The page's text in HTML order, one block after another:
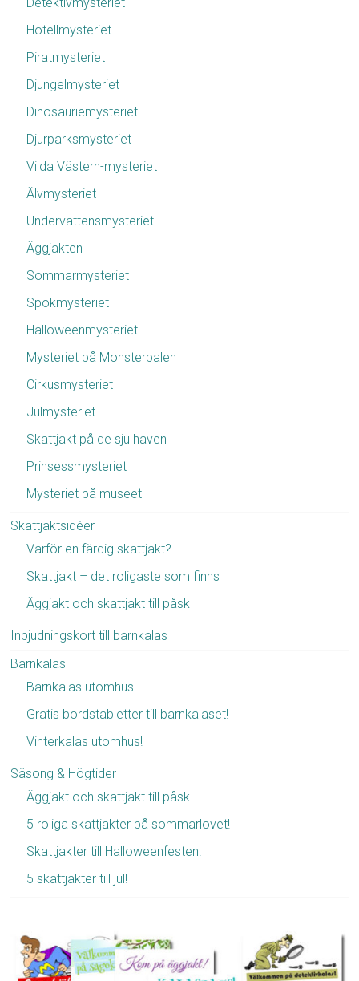
Hotellmysteriet
Piratmysteriet
Djungelmysteriet
Dinosauriemysteriet
Djurparksmysteriet
Vilda Västern-mysteriet
Älvmysteriet
Undervattensmysteriet
Äggjakten
Sommarmysteriet
Spökmysteriet
Halloweenmysteriet
Mysteriet på Monsterbalen
Cirkusmysteriet
Julmysteriet
Skattjakt på de sju haven
Prinsessmysteriet
Mysteriet på museet
Skattjaktsidéer
Varför en färdig skattjakt?
Skattjakt – det roligaste som finns
Äggjakt och skattjakt till påsk
Inbjudningskort till barnkalas
Barnkalas
Barnkalas utomhus
Gratis bordstabletter till barnkalaset!
Vinterkalas utomhus!
Säsong & Högtider
Äggjakt och skattjakt till påsk
5 roliga skattjakter på sommarlovet!
Skattjakter till Halloweenfesten!
5 skattjakter till jul!